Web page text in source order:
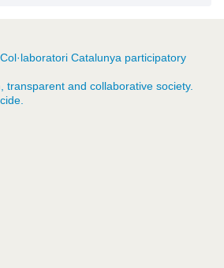
Catalunya participatory
transparent and collaborative society.